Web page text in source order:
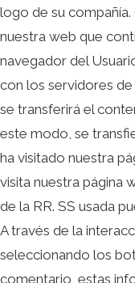
logo de su compañía.
nuestra web que
navegador del
con los servidores de
se transferirá el
este modo, se
ha visitado nuestra
visita nuestra página
de la RR. SS usada
A través de la
seleccionando los
comentario, estas